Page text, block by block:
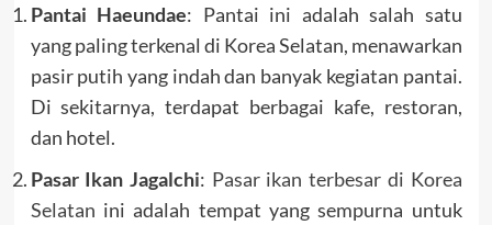
Pantai Haeundae: Pantai ini adalah salah satu
yang paling terkenal di Korea Selatan, menawarkan
pasir putih yang indah dan banyak kegiatan pantai.
Di sekitarnya, terdapat berbagai kafe, restoran,
dan hotel.
Pasar Ikan Jagalchi: Pasar ikan terbesar di Korea
Selatan ini adalah tempat yang sempurna untuk